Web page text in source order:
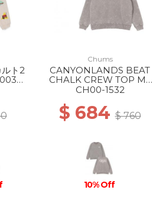
ト2
Chums
CANYONLANDS BEAT
CHALK CREW TOP MS
M126 LT.KHAKI
CH00-1532
$ 684$ 760
10% Off